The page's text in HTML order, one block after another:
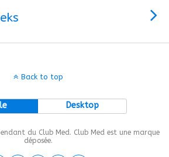
Back to top
Desktop
du Club Med. Club Med est une marque
déposée.